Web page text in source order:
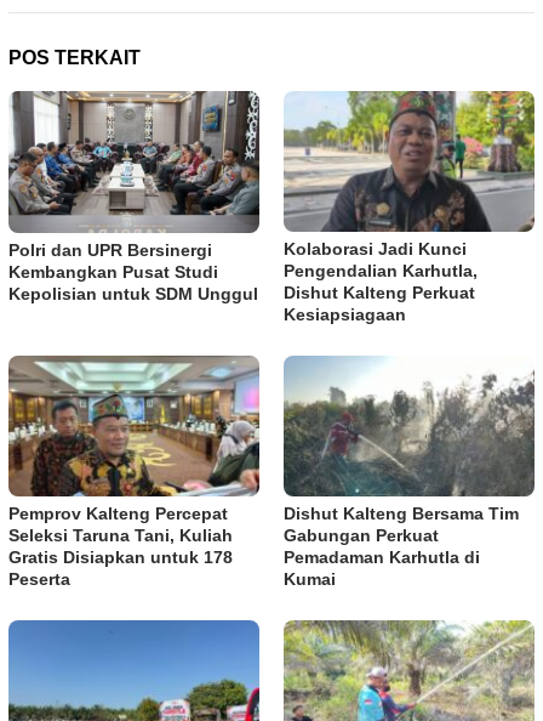
POS TERKAIT
Polri dan UPR Bersinergi
Kembangkan Pusat Studi
Kepolisian untuk SDM Unggul
Kolaborasi Jadi Kunci
Pengendalian Karhutla,
Dishut Kalteng Perkuat
Kesiapsiagaan
Pemprov Kalteng Percepat
Seleksi Taruna Tani, Kuliah
Gratis Disiapkan untuk 178
Peserta
Dishut Kalteng Bersama Tim
Gabungan Perkuat
Pemadaman Karhutla di
Kumai